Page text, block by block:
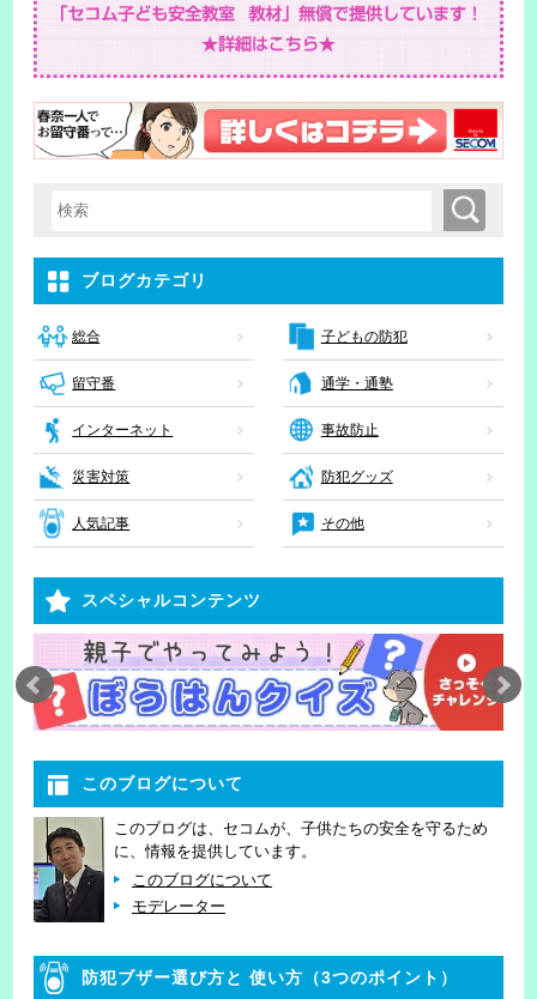
検索キーワード入力 検索
ブログカテゴリ
総合 子どもの防犯
留守番 通学・通塾
インターネット 事故防止
災害対策 防犯グッズ
人気記事 その他
スペシャルコンテンツ
このブログについて
このブログは、セコムが、子供たちの安全を守るため
に、情報を提供しています。
このブログについて
モデレーター
防犯ブザー選び方と 使い方（3つのポイント）